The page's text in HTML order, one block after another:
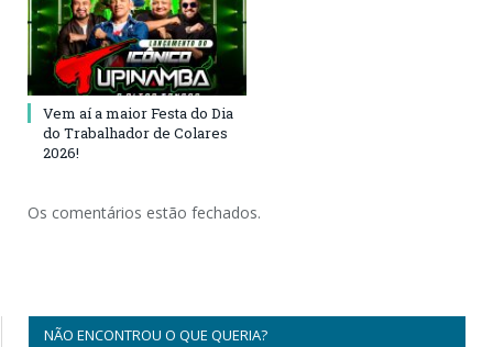
Vem aí a maior Festa do Dia
do Trabalhador de Colares
2026!
Os comentários estão fechados.
NÃO ENCONTROU O QUE QUERIA?